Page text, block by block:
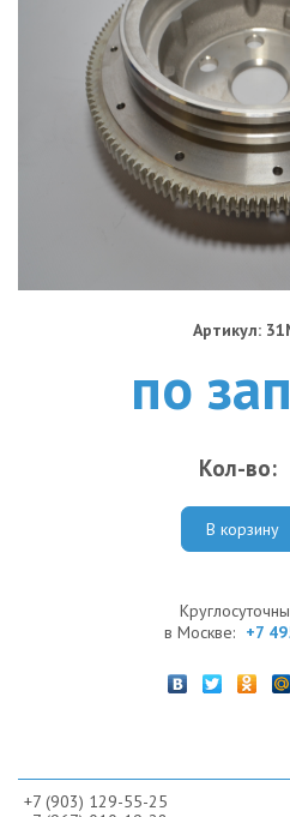
Артикул:
по
Кол-во:
В корзину
в Москве: +7
+7 (903) 129-55-25